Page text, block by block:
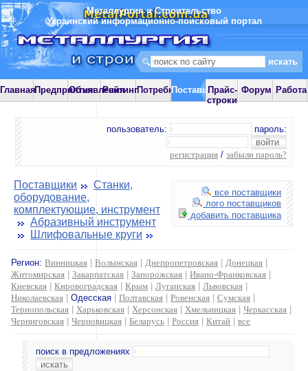
Металлургия и Строительство
Украинский информационно-поисковый портал
ГлавнаяПредприятияОбъявления
РейтингПотребностиПоставщики
Прайс-
строки
Форум Работа
пользователь: пароль:
регистрация / забыли пароль?
все поставщики
лого поставщиков
добавить поставщика
Поставщики
Станки,
оборудование,
комплектующие, инструмент
Абразивный инструмент
Шлифовальные круги
Регион: Винницкая Волынская Днепропетровская Донецкая
Житомирская
Закарпатская Запорожская Ивано-Франковская
Киевская
Кировоградская Крым Луганская Львовская
Николаевская
Одесская Полтавская Ровенская Сумская
Тернопольская
Харьковская Херсонская Хмельницкая Черкасская
Черниговская
Черновицкая Беларусь Россия Китай все
поиск в предложениях